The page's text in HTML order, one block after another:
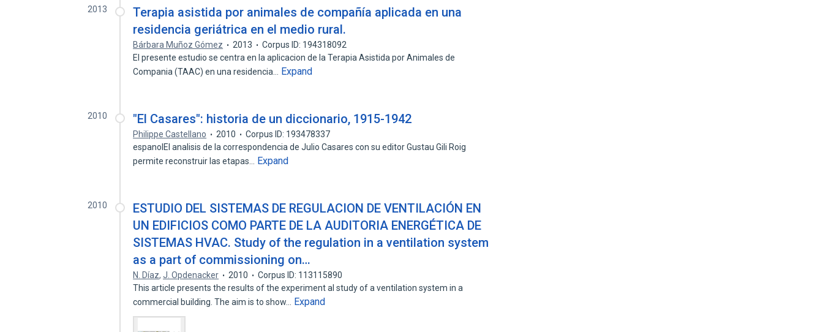
2013
Terapia asistida por animales de compañía aplicada en una
residencia geriátrica en el medio rural.
Bárbara Muñoz Gómez 2013
Corpus ID: 194318092
El presente estudio se centra en la aplicacion de la Terapia Asistida por Animales de
Compania (TAAC) en una residencia…
Expand
2010 "El Casares": historia de un diccionario, 1915-1942
Philippe Castellano 2010
Corpus ID: 193478337
espanolEl analisis de la correspondencia de Julio Casares con su editor Gustau Gili Roig
permite reconstruir las etapas…
Expand
2010
ESTUDIO DEL SISTEMAS DE REGULACION DE VENTILACIÓN EN
UN EDIFICIOS COMO PARTE DE LA AUDITORIA ENERGÉTICA DE
SISTEMAS HVAC. Study of the regulation in a ventilation system
as a part of commissioning on…
N. Díaz,J. Opdenacker 2010
Corpus ID: 113115890
This article presents the results of the experiment al study of a ventilation system in a
commercial building. The aim is to show…
Expand